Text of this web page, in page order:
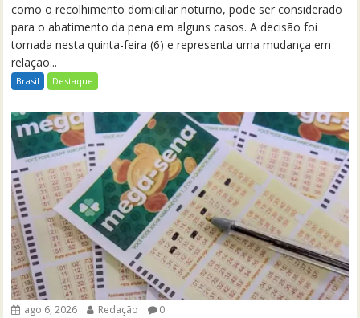
como o recolhimento domiciliar noturno, pode ser considerado
para o abatimento da pena em alguns casos. A decisão foi
tomada nesta quinta-feira (6) e representa uma mudança em
relação...
Brasil Destaque
ago 6, 2026 Redação 0